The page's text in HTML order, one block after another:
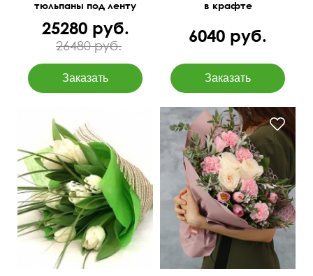
тюльпаны под ленту
25280 руб.
26480 руб.
в крафте
6040 руб.